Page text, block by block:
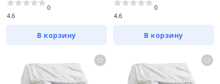
4.6
0
В корзину
4.6
0
В корзину